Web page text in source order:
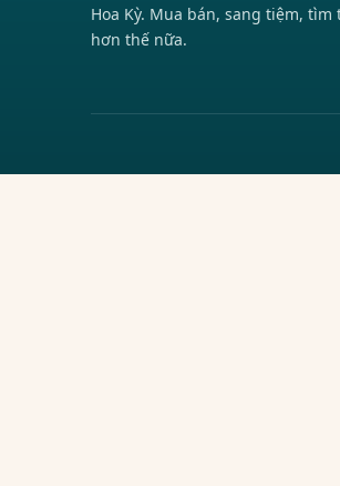
Hoa Kỳ. Mua bán, sang tiệm,
hơn thế nữa.